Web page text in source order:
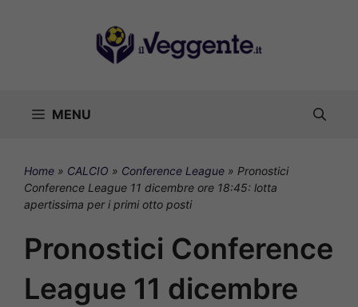
MENU
Home » CALCIO » Conference League » Pronostici
Conference League 11 dicembre ore 18:45: lotta
apertissima per i primi otto posti
Pronostici Conference
League 11 dicembre